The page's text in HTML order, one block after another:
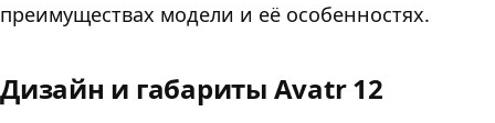
преимуществах модели и её особенностях.
Дизайн и габариты Avatr 12